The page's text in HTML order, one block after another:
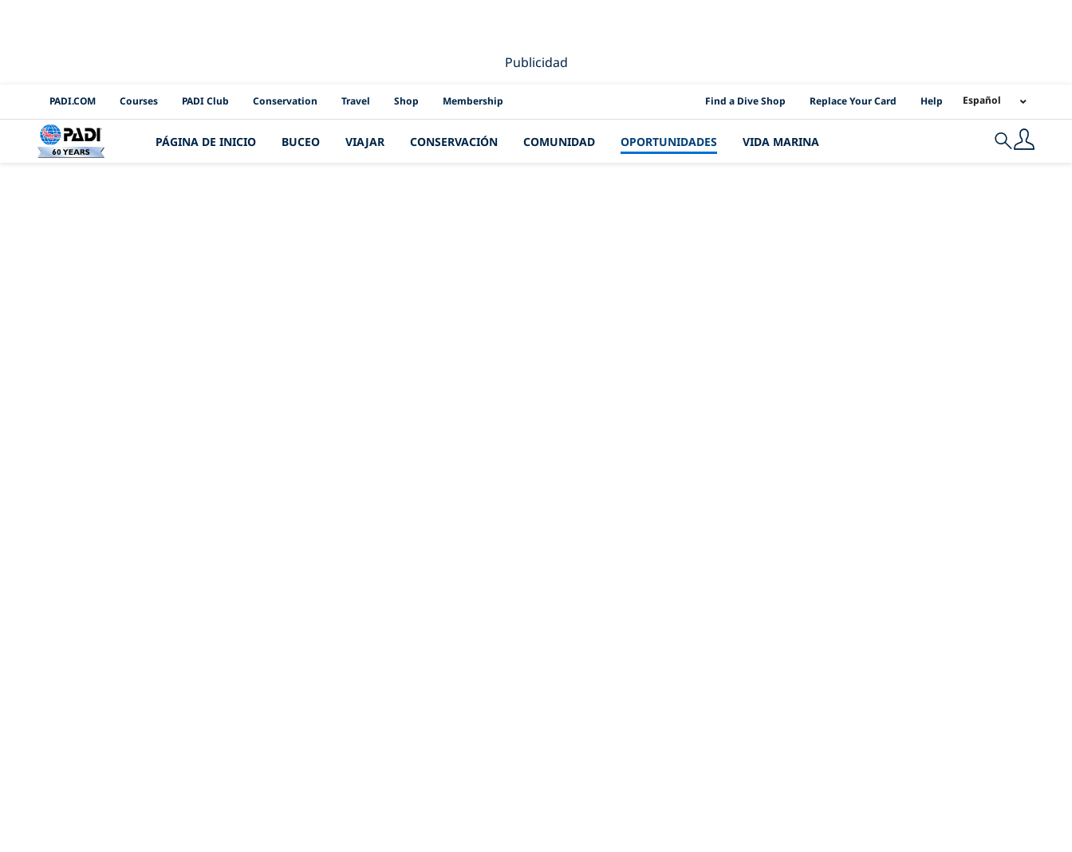
Publicidad
PADI Channels
PADI.COM Courses PADI Club Conservation Travel Shop Membership PADI Location Links
Find a Dive Shop Replace Your Card Help Español
PÁGINA DE INICIO BUCEO VIAJAR CONSERVACIÓN COMUNIDAD OPORTUNIDADES VIDA MARINA Search